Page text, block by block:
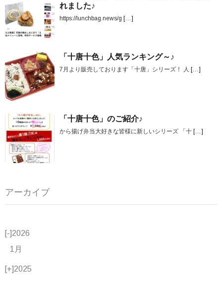
れました♪
https://lunchbag.news/g […]
「十唐十色」人気ランキング～♪
7月より販売しております「十唐」シリーズ！ 人 […]
「十唐十色」のご紹介♪
から揚げ弁当大好きな皆様に新しいシリーズ 「十 […]
アーカイブ
[-]2026
1月
[+]2025